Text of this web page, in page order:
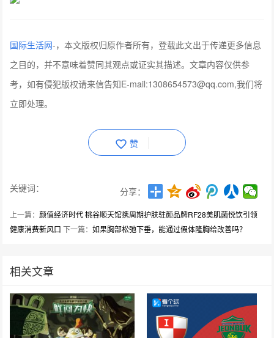
国际生活网-，本文版权归原作者所有，登载此文出于传递更多信息
之目的，并不意味着赞同其观点或证实其描述。文章内容仅供参
考，如有侵犯版权请来信告知E-mail:1308654573@qq.com,我们将
立即处理。
赞
关键词： 分享：
上一篇：颜值经济时代 桃谷顺天馆携周期护肤驻颜品牌RF28美肌菌悦饮引领
健康消费新风口 下一篇：如果胸部松弛下垂，能通过假体隆胸给改善吗？
相关文章